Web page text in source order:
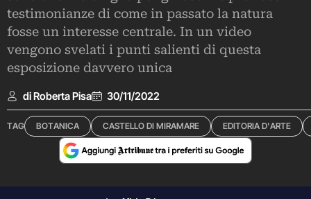
testimonianze di come in passato la natura
fosse un interesse centrale. In un video
vengono svelati i punti salienti di questa
esposizione davvero unica
di Roberta Pisa 30/11/2022
TAG BOTANICA CASTELLO DI MIRAMARE EDITORIA D'ARTE